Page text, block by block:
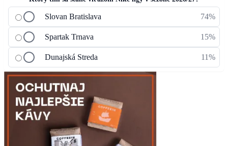
Slovan Bratislava 74%
Spartak Trnava 15%
Dunajská Streda 11%